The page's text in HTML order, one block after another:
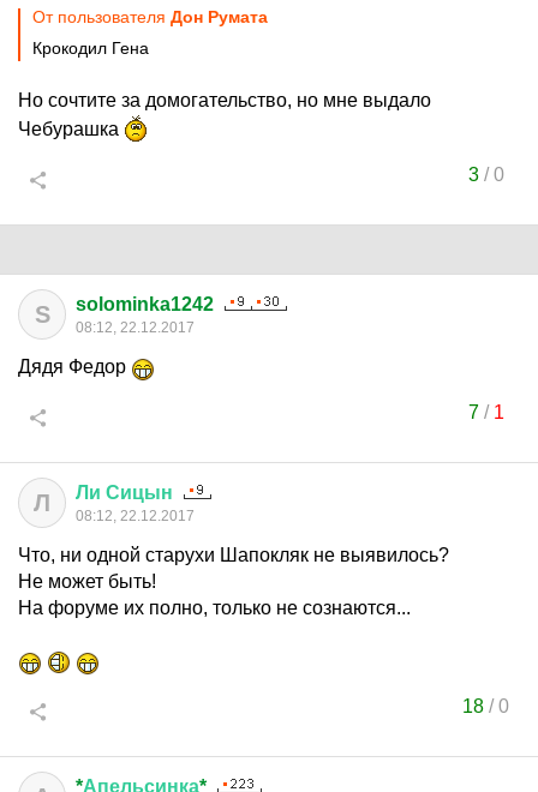
От пользователя Дон Руматa
Крокодил Гена
Но сочтите за домогательство, но мне выдало
Чебурашка
3/0
S solominka1242
08:12, 22.12.2017
Дядя Федор
7/ 1
Л Ли Сицын
08:12, 22.12.2017
Что, ни одной старухи Шапокляк не выявилось?
Не может быть!
На форуме их полно, только не сознаются...
18 /0
*Апельсинка*